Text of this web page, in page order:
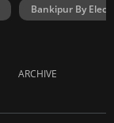
Bankipur By
ARCHIVE